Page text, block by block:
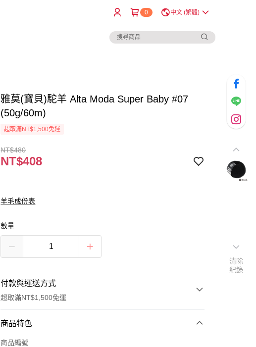
0 中文 (繁體)
雅莫(寶貝)駝羊 Alta Moda Super Baby #07
(50g/60m)
超取滿NT$1,500免運
NT$480
NT$408
羊毛成份表
數量
付款與運送方式
超取滿NT$1,500免運
付款方式
信用卡一次付款
商品特色
商品編號
清除
紀錄